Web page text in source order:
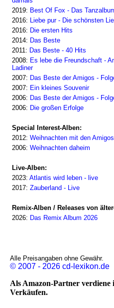
2019: Best Of Fox - Das
2016: Liebe pur - Die schönsten
2016: Die ersten Hits
2014: Das Beste
2011: Das Beste - 40 Hits
2008: Es lebe die Freundschaft -
Ladiner
2007: Das Beste der Amigos -
2007: Ein kleines Souvenir
2006: Das Beste der Amigos -
2006: Die großen Erfolge
Special Interest-Alben:
2012: Weihnachten mit den Amigos
2006: Weihnachten daheim
Live-Alben:
2023: Atlantis wird leben - live
2017: Zauberland - Live
Remix-Alben / Releases von
2026: Das Remix Album 2026
Alle Preisangaben ohne Gewähr.
© 2007 - 2026 cd-lexikon.de
Als Amazon-Partner verdiene
Verkäufen.